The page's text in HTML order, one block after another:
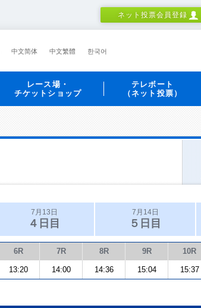
ネット投票会員登録
中文简体 中文繁體 한국어
レース場・
チケットショップ
テレボート
（ネット投票）
7月13日
４日目
7月14日
５日目
6R 7R 8R 9R 10R
13:20 14:00 14:36 15:04 15:37